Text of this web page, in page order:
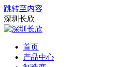
跳转至内容
深圳长欣
首页
产品中心